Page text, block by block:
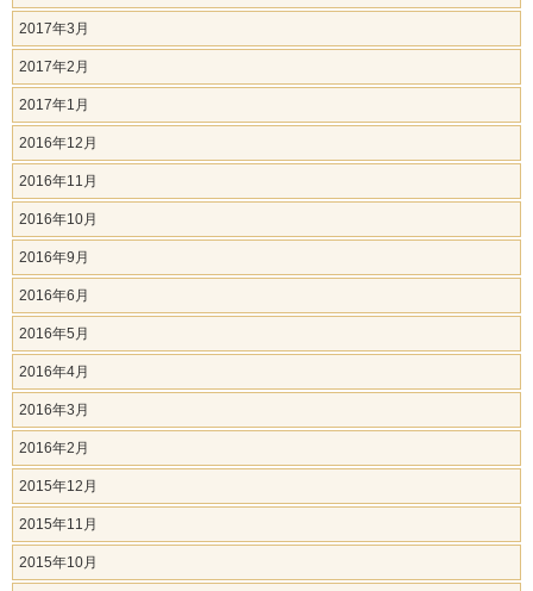
2017年3月
2017年2月
2017年1月
2016年12月
2016年11月
2016年10月
2016年9月
2016年6月
2016年5月
2016年4月
2016年3月
2016年2月
2015年12月
2015年11月
2015年10月